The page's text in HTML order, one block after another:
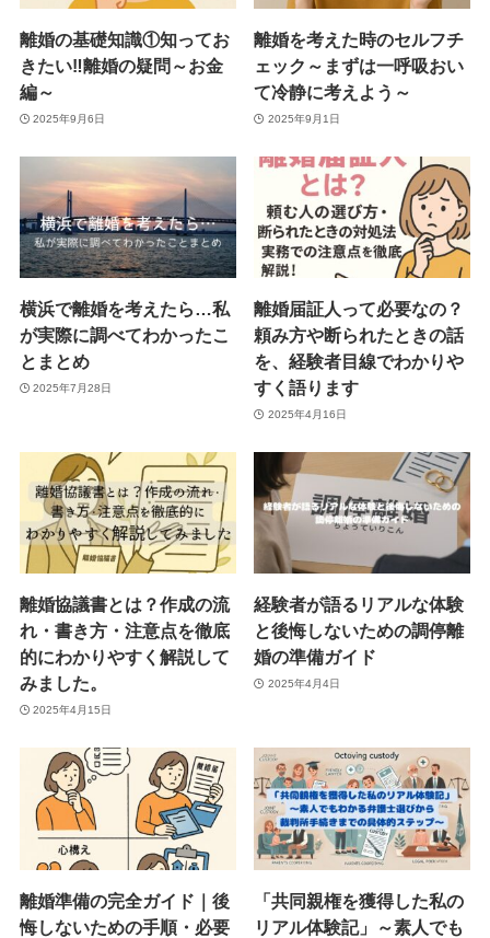
離婚の基礎知識①知ってお
きたい‼離婚の疑問～お金
編～
2025年9月6日
離婚を考えた時のセルフチ
ェック～まずは一呼吸おい
て冷静に考えよう～
2025年9月1日
横浜で離婚を考えたら…私
が実際に調べてわかったこ
とまとめ
2025年7月28日
離婚届証人って必要なの？
頼み方や断られたときの話
を、経験者目線でわかりや
すく語ります
2025年4月16日
離婚協議書とは？作成の流
れ・書き方・注意点を徹底
的にわかりやすく解説して
みました。
2025年4月15日
経験者が語るリアルな体験
と後悔しないための調停離
婚の準備ガイド
2025年4月4日
離婚準備の完全ガイド｜後
悔しないための手順・必要
「共同親権を獲得した私の
リアル体験記」～素人でも